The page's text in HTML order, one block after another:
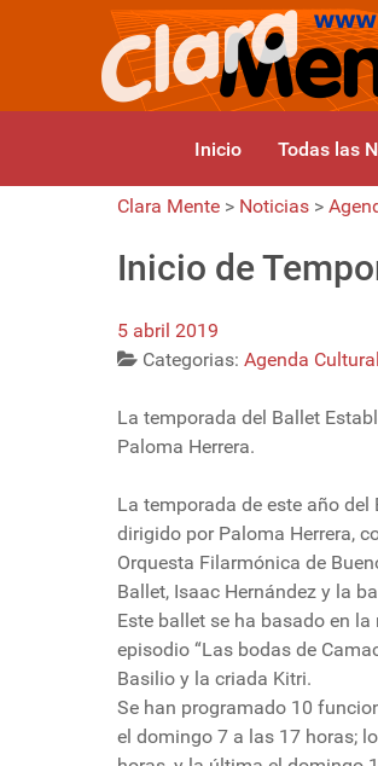
Inicio Todas las
Clara Mente > Noticias >
Inicio de
5 abril 2019
Categorias: Agenda Cultural
La temporada del Ballet
Paloma Herrera.
La temporada de este año
dirigido por Paloma Herrera,
Orquesta Filarmónica de
Ballet, Isaac Hernández y la
Este ballet se ha basado en la
episodio “Las bodas de
Basilio y la criada Kitri.
Se han programado 10
el domingo 7 a las 17 horas;